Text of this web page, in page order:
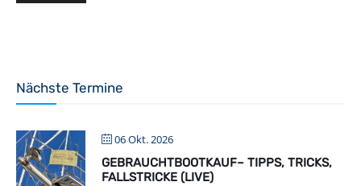
Nächste Termine
06 Okt. 2026
GEBRAUCHTBOOTKAUF– TIPPS, TRICKS,
FALLSTRICKE (LIVE)